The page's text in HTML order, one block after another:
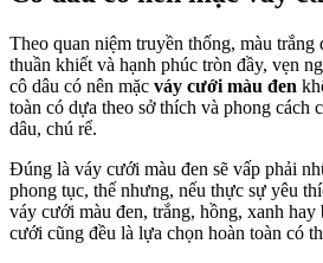
Theo quan niệm truyền thống, màu
thuần khiết và hạnh phúc tròn đầy, vẹn
cô dâu có nên mặc váy cưới màu đen
toàn có dựa theo sở thích và phong cách
dâu, chú rể.
Đúng là váy cưới màu đen sẽ vấp phải
phong tục, thế nhưng, nếu thực sự yêu
váy cưới màu đen, trắng, hồng, xanh
cưới cũng đều là lựa chọn hoàn toàn có